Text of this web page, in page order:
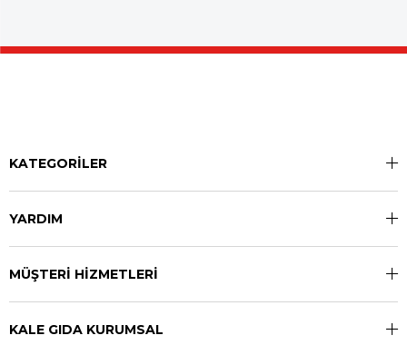
KATEGORİLER
YARDIM
MÜŞTERİ HİZMETLERİ
KALE GIDA KURUMSAL